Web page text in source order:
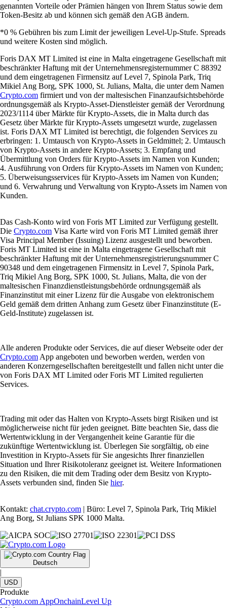
genannten Vorteile oder Prämien hängen von Ihrem Status sowie dem
Token-Besitz ab und können sich gemäß den AGB ändern.
*0 % Gebühren bis zum Limit der jeweiligen Level-Up-Stufe. Spreads
und weitere Kosten sind möglich.
Foris DAX MT Limited ist eine in Malta eingetragene Gesellschaft mit
beschränkter Haftung mit der Unternehmensregisternummer C 88392
und dem eingetragenen Firmensitz auf Level 7, Spinola Park, Triq
Mikiel Ang Borg, SPK 1000, St. Julians, Malta, die unter dem Namen
Crypto.com firmiert und von der maltesischen Finanzaufsichtsbehörde
ordnungsgemäß als Krypto-Asset-Dienstleister gemäß der Verordnung
2023/1114 über Märkte für Krypto-Assets, die in Malta durch das
Gesetz über Märkte für Krypto-Assets umgesetzt wurde, zugelassen
ist. Foris DAX MT Limited ist berechtigt, die folgenden Services zu
erbringen: 1. Umtausch von Krypto-Assets in Geldmittel; 2. Umtausch
von Krypto-Assets in andere Krypto-Assets; 3. Empfang und
Übermittlung von Orders für Krypto-Assets im Namen von Kunden;
4. Ausführung von Orders für Krypto-Assets im Namen von Kunden;
5. Überweisungsservices für Krypto-Assets im Namen von Kunden;
und 6. Verwahrung und Verwaltung von Krypto-Assets im Namen von
Kunden.
Das Cash-Konto wird von Foris MT Limited zur Verfügung gestellt.
Die Crypto.com Visa Karte wird von Foris MT Limited gemäß ihrer
Visa Principal Member (Issuing) Lizenz ausgestellt und beworben.
Foris MT Limited ist eine in Malta eingetragene Gesellschaft mit
beschränkter Haftung mit der Unternehmensregistrierungsnummer C
90348 und dem eingetragenen Firmensitz in Level 7, Spinola Park,
Triq Mikiel Ang Borg, SPK 1000, St. Julians, Malta, die von der
maltesischen Finanzdienstleistungsbehörde ordnungsgemäß als
Finanzinstitut mit einer Lizenz für die Ausgabe von elektronischem
Geld gemäß dem dritten Anhang zum Gesetz über Finanzinstitute (E-
Geld-Institute) zugelassen ist.
Alle anderen Produkte oder Services, die auf dieser Webseite oder der
Crypto.com App angeboten und beworben werden, werden von
anderen Konzerngesellschaften bereitgestellt und fallen nicht unter die
von Foris DAX MT Limited oder Foris MT Limited regulierten
Services.
Trading mit oder das Halten von Krypto-Assets birgt Risiken und ist
möglicherweise nicht für jeden geeignet. Bitte beachten Sie, dass die
Wertentwicklung in der Vergangenheit keine Garantie für die
zukünftige Wertentwicklung ist. Überlegen Sie sorgfältig, ob eine
Investition in Krypto-Assets für Sie angesichts Ihrer finanziellen
Situation und Ihrer Risikotoleranz geeignet ist. Weitere Informationen
zu den Risiken, die mit dem Trading oder dem Besitz von Krypto-
Assets verbunden sind, finden Sie hier.
Kontakt: chat.crypto.com | Büro: Level 7, Spinola Park, Triq Mikiel
Ang Borg, St Julians SPK 1000 Malta.
Deutsch
|
USD
Produkte
Crypto.com AppOnchainLevel Up